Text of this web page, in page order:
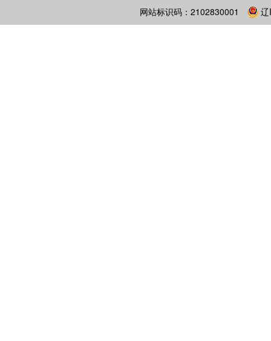
网站标识码：2102830001